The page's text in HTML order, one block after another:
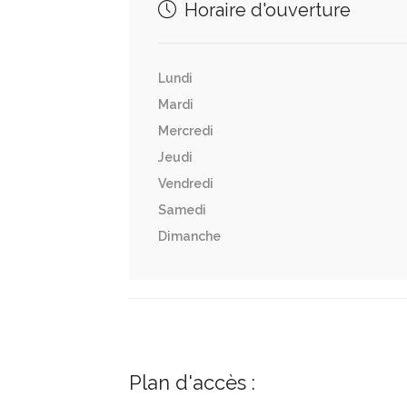
Horaire d'ouverture
Lundi
Mardi
Mercredi
Jeudi
Vendredi
Samedi
Dimanche
Plan d'accès :